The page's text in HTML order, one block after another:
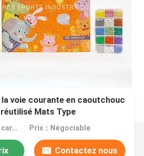
la voie courante en caoutchouc
Mats Type
MOQ：1000 mètres carrés Prix：Négociable
Contactez nous